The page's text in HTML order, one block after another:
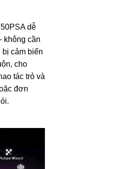
dễ
không cần
cảm biến
cho
tác trỏ và
đơn